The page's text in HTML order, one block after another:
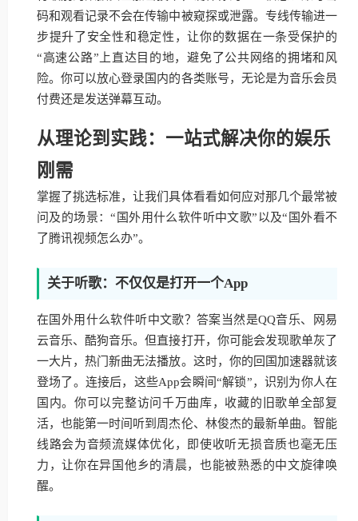
码和观看记录不会在传输中被窥探或泄露。专线传输进一
步提升了安全性和稳定性，让你的数据在一条受保护的
“高速公路”上直达目的地，避免了公共网络的拥堵和风
险。你可以放心登录国内的各类账号，无论是为音乐会员
付费还是发送弹幕互动。
从理论到实践：一站式解决你的娱乐
刚需
掌握了挑选标准，让我们具体看看如何应对那几个最常被
问及的场景：“国外用什么软件听中文歌”以及“国外看不
了腾讯视频怎么办”。
关于听歌：不仅仅是打开一个App
在国外用什么软件听中文歌？答案当然是QQ音乐、网易
云音乐、酷狗音乐。但直接打开，你可能会发现歌单灰了
一大片，热门新曲无法播放。这时，你的回国加速器就该
登场了。连接后，这些App会瞬间“解锁”，识别为你人在
国内。你可以完整访问千万曲库，收藏的旧歌单全部复
活，也能第一时间听到周杰伦、林俊杰的最新单曲。智能
线路会为音频流媒体优化，即使收听无损音质也毫无压
力，让你在异国他乡的清晨，也能被熟悉的中文旋律唤
醒。